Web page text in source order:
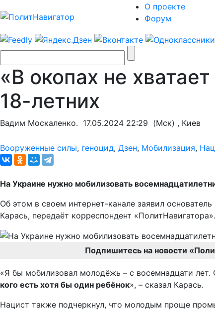
О проекте
Форум
«В окопах не
18-летних
Вадим Москаленко. 17.05.2024 22:29 (Мск) , Киев
Вооруженные силы, геноцид, Дзен, Мобилизация,
На Украине нужно мобилизовать
Об этом в своем интернет-канале заявил
Карась, передаёт корреспондент «ПолитНавигатора».
Подпишитесь на новости
«Я бы мобилизовал молодёжь – с восемнадцати
кого есть хотя бы один ребёнок», – сказал Карась.
Нацист также подчеркнул, что молодым проще